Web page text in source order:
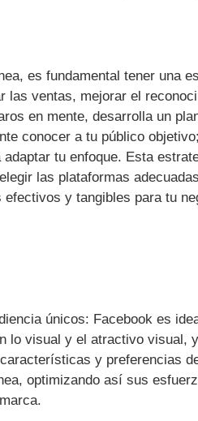
es fundamental tener una
las ventas, mejorar el
en mente, desarrolla un
conocer a tu público
tu enfoque. Esta
las plataformas
y tangibles para tu
únicos: Facebook es
lo visual y el atractivo visual,
y preferencias
optimizando así sus